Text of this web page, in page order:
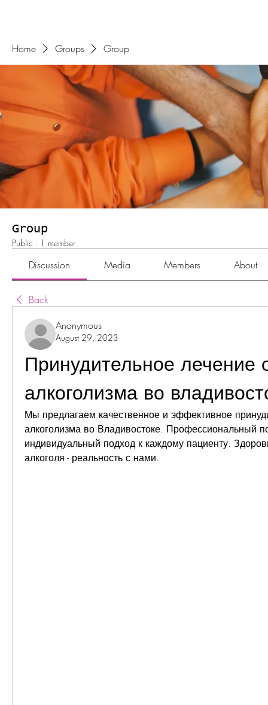
Home Groups Group
Group
Public · 1 member
Discussion Media Members About
Back
Anonymous
August 29, 2023
Принудительное лечение
алкоголизма во
Мы предлагаем качественное и эффективное
алкоголизма во Владивостоке. Профессиональный
индивидуальный подход к каждому пациенту.
алкоголя - реальность с нами.